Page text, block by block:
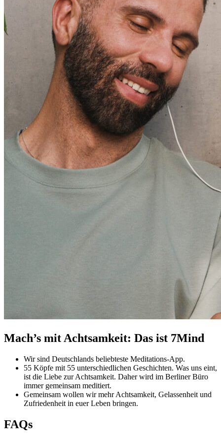
Mach’s mit Achtsamkeit: Das ist 7Mind
Wir sind Deutschlands beliebteste Meditations-App.
55 Köpfe mit 55 unterschiedlichen Geschichten. Was uns eint,
ist die Liebe zur Achtsamkeit. Daher wird im Berliner Büro
immer gemeinsam meditiert.
Gemeinsam wollen wir mehr Achtsamkeit, Gelassenheit und
Zufriedenheit in euer Leben bringen.
FAQs